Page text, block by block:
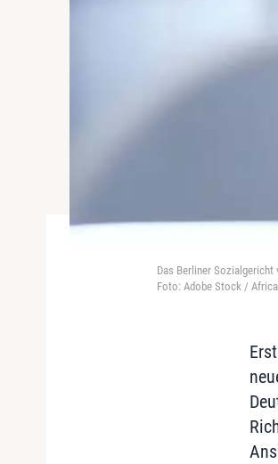
Das Berliner Sozialgericht
Foto: Adobe Stock /